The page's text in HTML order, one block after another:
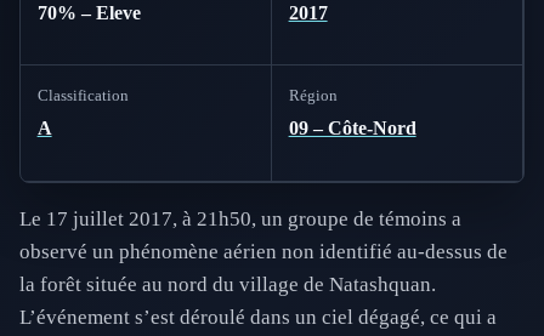
70% – Eleve 2017
Classification
A
Région
09 – Côte-Nord
Le 17 juillet 2017, à 21h50, un groupe de témoins a
observé un phénomène aérien non identifié au-dessus de
la forêt située au nord du village de Natashquan.
L’événement s’est déroulé dans un ciel dégagé, ce qui a